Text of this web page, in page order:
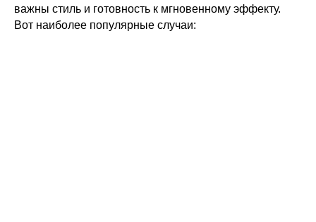
важны стиль и готовность к мгновенному эффекту.
Вот наиболее популярные случаи: